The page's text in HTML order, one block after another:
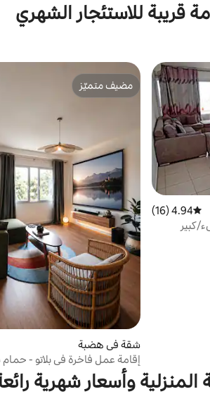
قريبة للاستئجار الشهري
متوسط التقييم 4.94 من 5، 16 مراجعات
4.94 (16)
مضيف متميّز
مضيف متميّز
شقة في هضبة
إقامة عمل فاخرة في بلاتو -
المنزلية وأسعار شهرية